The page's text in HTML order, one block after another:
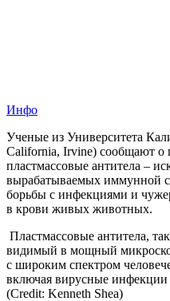
Инфо
Ученые из Университета
California, Irvine) сообщают о
пластмассовые антитела –
вырабатываемых иммунной
борьбы с инфекциями и
в крови живых животных.
Пластмассовые антитела,
видимый в мощный
с широким спектром
включая вирусные инфекции
(Credit: Kenneth Shea)